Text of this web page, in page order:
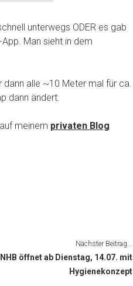
unterwegs ODER es gab
Man sieht in dem
alle ~10 Meter mal für ca.
dann ändert.
meinem privaten Blog
Nächster Beitrag...
öffnet ab Dienstag, 14.07. mit
Hygienekonzept